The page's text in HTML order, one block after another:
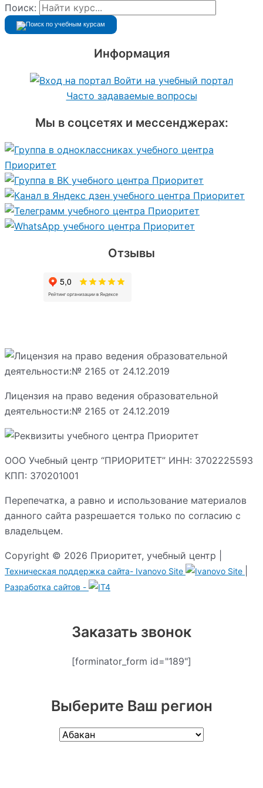
Поиск:
Информация
Войти на учебный портал
Часто задаваемые вопросы
Мы в соцсетях и мессенджерах:
Отзывы
Лицензия на право ведения образовательной
деятельности:№ 2165 от 24.12.2019
ООО Учебный центр “ПРИОРИТЕТ” ИНН: 3702225593
КПП: 370201001
Перепечатка, а равно и использование материалов
данного сайта разрешается только по согласию с
владельцем.
Copyright © 2026 Приоритет, учебный центр |
Техническая поддержка сайта- Ivanovo Site
Разработка сайтов -
Заказать звонок
[forminator_form id="189"]
Выберите Ваш регион